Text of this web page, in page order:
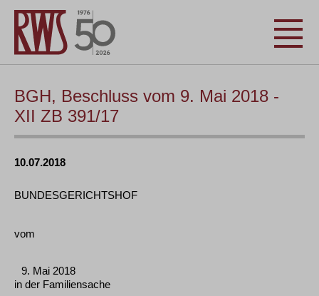
BGH, Beschluss vom 9. Mai 2018 -
XII ZB 391/17
10.07.2018
BUNDESGERICHTSHOF
vom
9. Mai 2018
in der Familiensache